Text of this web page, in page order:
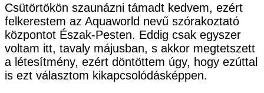
Csütörtökön szaunázni támadt kedvem, ezért
felkerestem az Aquaworld nevű szórakoztató
központot Észak-Pesten. Eddig csak egyszer
voltam itt, tavaly májusban, s akkor megtetszett
a létesítmény, ezért döntöttem úgy, hogy ezúttal
is ezt választom kikapcsolódásképpen.